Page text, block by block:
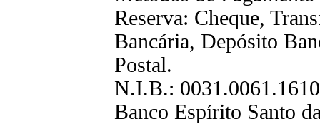
Reserva: Cheque,
Bancária, Depósito
Postal.
N.I.B.:
Banco Espírito Santo